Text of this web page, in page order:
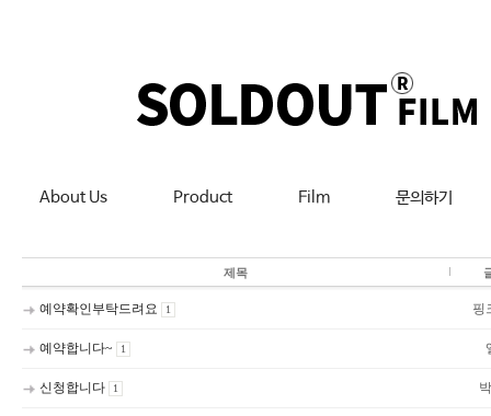
About Us Product Film 문의하기
제목
예약확인부탁드려요 1 핑
예약합니다~ 1
신청합니다 1